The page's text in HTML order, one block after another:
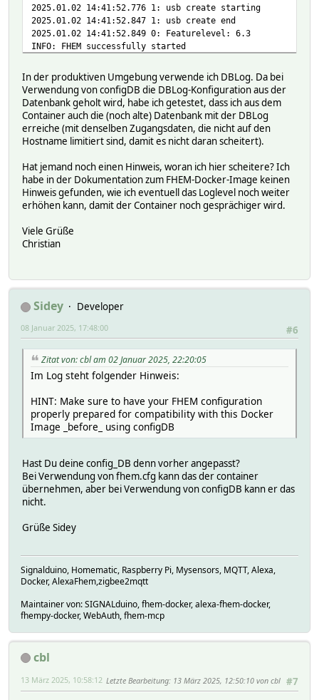
2025.01.02 14:41:52.776 1: usb create starting
2025.01.02 14:41:52.847 1: usb create end
2025.01.02 14:41:52.849 0: Featurelevel: 6.3
INFO: FHEM successfully started
In der produktiven Umgebung verwende ich DBLog. Da bei
Verwendung von configDB die DBLog-Konfiguration aus der
Datenbank geholt wird, habe ich getestet, dass ich aus dem
Container auch die (noch alte) Datenbank mit der DBLog
erreiche (mit denselben Zugangsdaten, die nicht auf den
Hostname limitiert sind, damit es nicht daran scheitert).
Hat jemand noch einen Hinweis, woran ich hier scheitere? Ich
habe in der Dokumentation zum FHEM-Docker-Image keinen
Hinweis gefunden, wie ich eventuell das Loglevel noch weiter
erhöhen kann, damit der Container noch gesprächiger wird.
Viele Grüße
Christian
Sidey
Developer
#6
08 Januar 2025, 17:48:00
Zitat von: cbl am 02 Januar 2025, 22:20:05
Im Log steht folgender Hinweis:
HINT: Make sure to have your FHEM configuration
properly prepared for compatibility with this Docker
Image _before_ using configDB
Hast Du deine config_DB denn vorher angepasst?
Bei Verwendung von fhem.cfg kann das der container
übernehmen, aber bei Verwendung von configDB kann er das
nicht.
Grüße Sidey
Signalduino, Homematic, Raspberry Pi, Mysensors, MQTT, Alexa,
Docker, AlexaFhem,zigbee2mqtt
Maintainer von: SIGNALduino, fhem-docker, alexa-fhem-docker,
fhempy-docker, WebAuth, fhem-mcp
cbl
#7
13 März 2025, 10:58:12 Letzte Bearbeitung: 13 März 2025, 12:50:10 von cbl